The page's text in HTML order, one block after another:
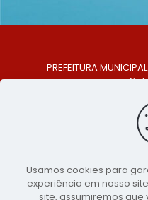
PREFEITURA
Centro, São Bento
E-MAIL:
Copyright 2021-2026 -
Usamos cookies para
experiência em nosso
site, assumiremos